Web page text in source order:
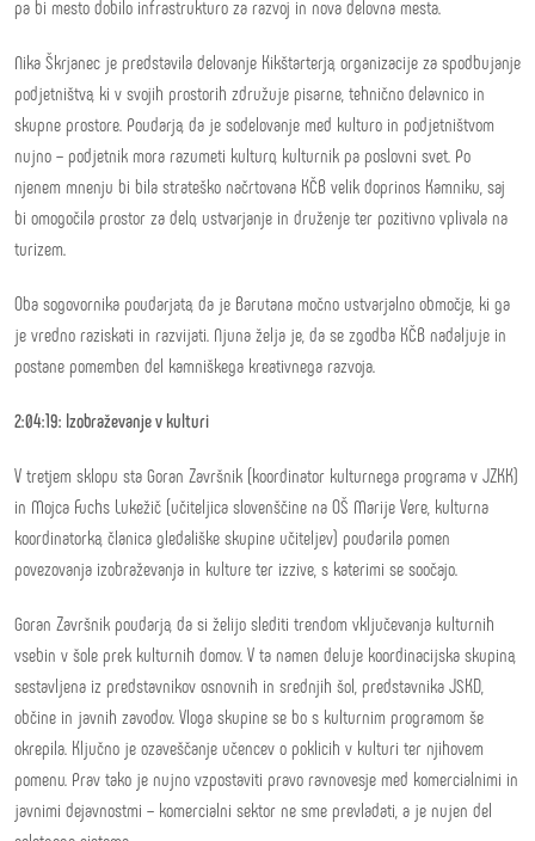
pa bi mesto dobilo infrastrukturo za razvoj in nova delovna mesta.
Nika Škrjanec je predstavila delovanje Kikštarterja, organizacije za spodbujanje
podjetništva, ki v svojih prostorih združuje pisarne, tehnično delavnico in
skupne prostore. Poudarja, da je sodelovanje med kulturo in podjetništvom
nujno – podjetnik mora razumeti kulturo, kulturnik pa poslovni svet. Po
njenem mnenju bi bila strateško načrtovana KČB velik doprinos Kamniku, saj
bi omogočila prostor za delo, ustvarjanje in druženje ter pozitivno vplivala na
turizem.
Oba sogovornika poudarjata, da je Barutana močno ustvarjalno območje, ki ga
je vredno raziskati in razvijati. Njuna želja je, da se zgodba KČB nadaljuje in
postane pomemben del kamniškega kreativnega razvoja.
2:04:19: Izobraževanje v kulturi
V tretjem sklopu sta Goran Završnik (koordinator kulturnega programa v JZKK)
in Mojca Fuchs Lukežič (učiteljica slovenščine na OŠ Marije Vere, kulturna
koordinatorka, članica gledališke skupine učiteljev) poudarila pomen
povezovanja izobraževanja in kulture ter izzive, s katerimi se soočajo.
Goran Završnik poudarja, da si želijo slediti trendom vključevanja kulturnih
vsebin v šole prek kulturnih domov. V ta namen deluje koordinacijska skupina,
sestavljena iz predstavnikov osnovnih in srednjih šol, predstavnika JSKD,
občine in javnih zavodov. Vloga skupine se bo s kulturnim programom še
okrepila. Ključno je ozaveščanje učencev o poklicih v kulturi ter njihovem
pomenu. Prav tako je nujno vzpostaviti pravo ravnovesje med komercialnimi in
javnimi dejavnostmi – komercialni sektor ne sme prevladati, a je nujen del